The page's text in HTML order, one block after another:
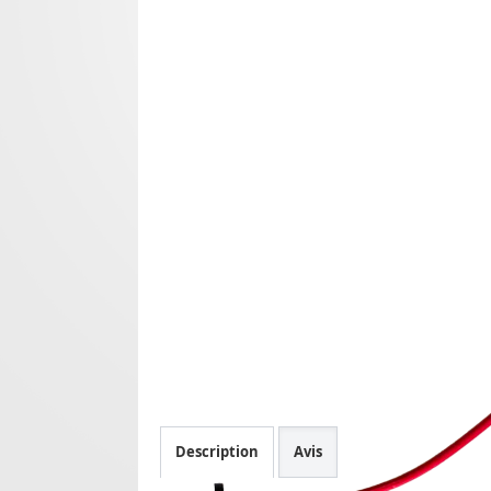
Description Avis